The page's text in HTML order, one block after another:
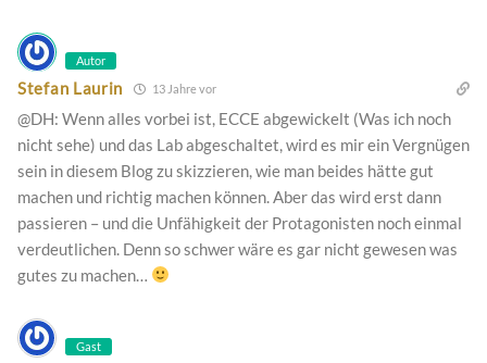
Autor
Stefan Laurin 13 Jahre vor
@DH: Wenn alles vorbei ist, ECCE abgewickelt (Was ich noch
nicht sehe) und das Lab abgeschaltet, wird es mir ein Vergnügen
sein in diesem Blog zu skizzieren, wie man beides hätte gut
machen und richtig machen können. Aber das wird erst dann
passieren – und die Unfähigkeit der Protagonisten noch einmal
verdeutlichen. Denn so schwer wäre es gar nicht gewesen was
gutes zu machen…
Gast